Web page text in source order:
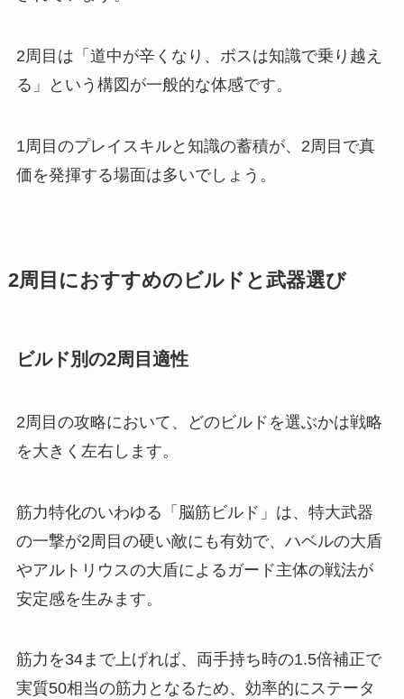
2周目は「道中が辛くなり、ボスは知識で乗り越え
る」という構図が一般的な体感です。
1周目のプレイスキルと知識の蓄積が、2周目で真
価を発揮する場面は多いでしょう。
2周目におすすめのビルドと武器選び
ビルド別の2周目適性
2周目の攻略において、どのビルドを選ぶかは戦略
を大きく左右します。
筋力特化のいわゆる「脳筋ビルド」は、特大武器
の一撃が2周目の硬い敵にも有効で、ハベルの大盾
やアルトリウスの大盾によるガード主体の戦法が
安定感を生みます。
筋力を34まで上げれば、両手持ち時の1.5倍補正で
実質50相当の筋力となるため、効率的にステータ